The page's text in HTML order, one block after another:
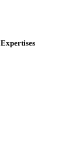
Expertises